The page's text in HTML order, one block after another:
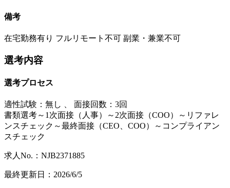
備考
在宅勤務有り フルリモート不可 副業・兼業不可
選考内容
選考プロセス
適性試験： 無し
面接回数：3回
書類選考～1次面接（人事）～2次面接（COO）～リファレ
ンスチェック～最終面接（CEO、COO）～コンプライアン
スチェック
求人No.：NJB2371885
最終更新日：2026/6/5